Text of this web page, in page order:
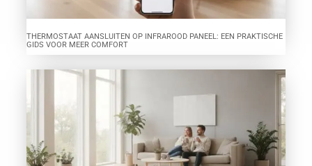
THERMOSTAAT AANSLUITEN OP INFRAROOD PANEEL: EEN PRAKTISCHE
GIDS VOOR MEER COMFORT